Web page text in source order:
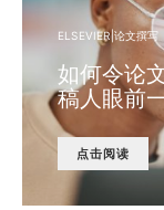
ELSEVIER|论文撰写
如何令论
稿人眼前
点击阅读